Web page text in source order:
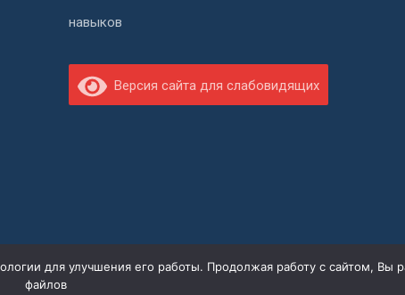
навыков
Версия сайта для слабовидящих
для улучшения его работы. Продолжая работу с сайтом, Вы
файлов